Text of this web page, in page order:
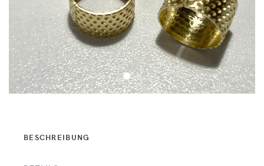
BESCHREIBUNG